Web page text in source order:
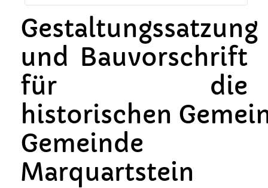
Gestaltungssatzung
und Bauvorschrift
für die
historischen
Gemeinde
Marquartstein